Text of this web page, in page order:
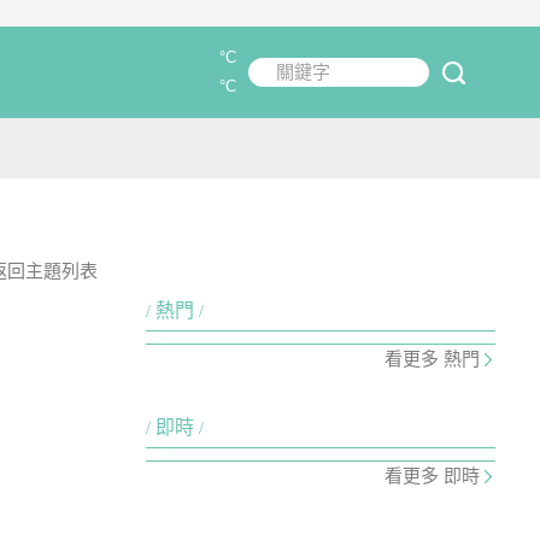
關鍵字
°C
°C
回主題列表
熱門
看更多 熱門
即時
看更多 即時